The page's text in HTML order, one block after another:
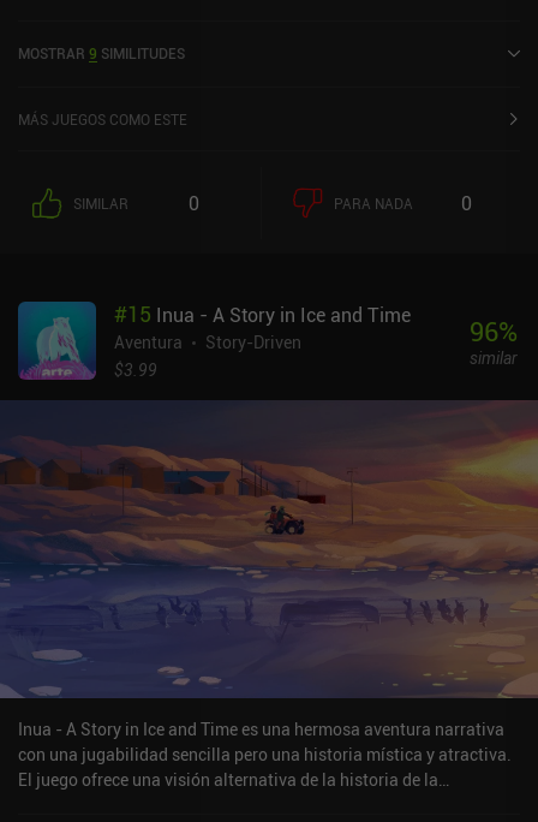
de iOS.
MOSTRAR 9 SIMILITUDES
MÁS JUEGOS COMO ESTE
SIMILAR 0 PARA NADA 0
#15 Inua - A Story in Ice and Time
Aventura
Story-Driven
$3.99
96%
similar
Inua - A Story in Ice and Time es una hermosa aventura narrativa
con una jugabilidad sencilla pero una historia mística y atractiva.
El juego ofrece una visión alternativa de la historia de la